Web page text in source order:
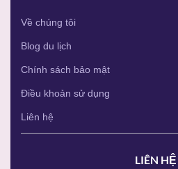
Về chúng tôi
Blog du lịch
Chính sách bảo mật
Điều khoản sử dụng
Liên hệ
LIÊN HỆ